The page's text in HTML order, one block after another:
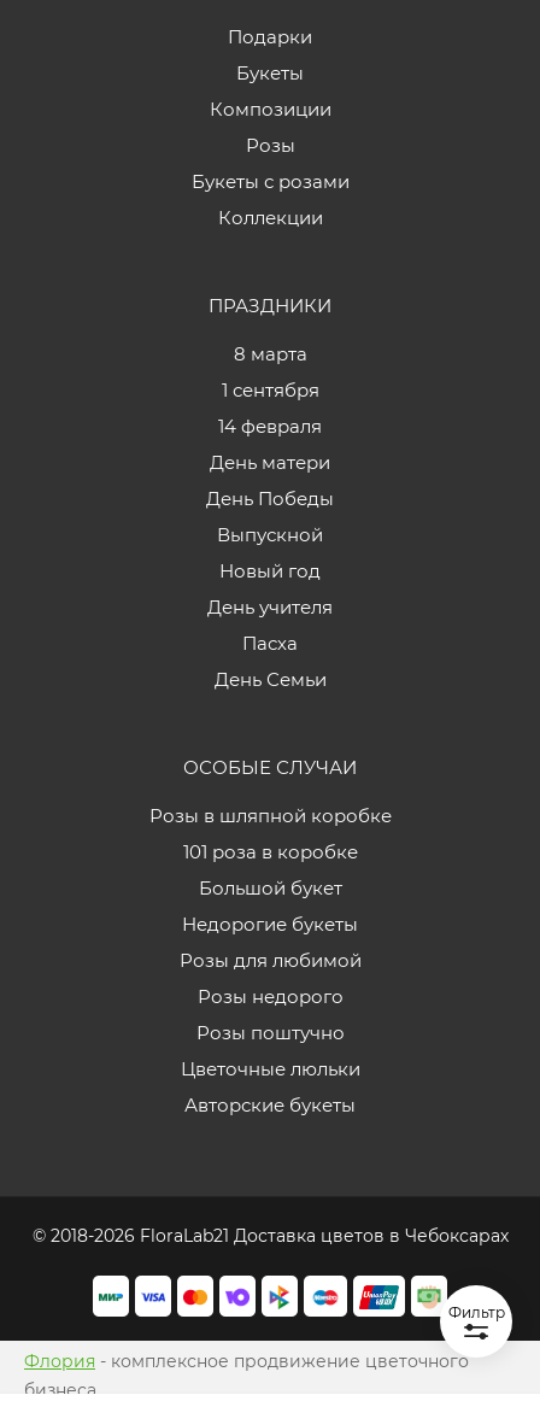
Подарки
Букеты
Композиции
Розы
Букеты с розами
Коллекции
ПРАЗДНИКИ
8 марта
1 сентября
14 февраля
День матери
День Победы
Выпускной
Новый год
День учителя
Пасха
День Семьи
ОСОБЫЕ СЛУЧАИ
Розы в шляпной коробке
101 роза в коробке
Большой букет
Недорогие букеты
Розы для любимой
Розы недорого
Розы поштучно
Цветочные люльки
Авторские букеты
© 2018-2026 FloraLab21 Доставка цветов в Чебоксарах
Флория - комплексное продвижение цветочного
бизнеса
Фильтр